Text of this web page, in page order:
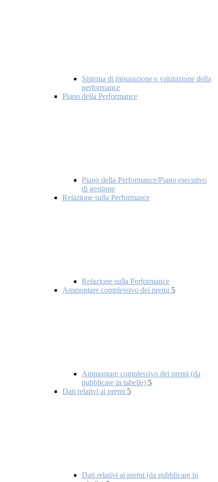
Sistema di misurazione e valutazione della
performance
Piano della Performance
Piano della Performance/Piano esecutivo
di gestione
Relazione sulla Performance
Relazione sulla Performance
Ammontare complessivo dei premi 5
Ammontare complessivo dei premi (da
pubblicare in tabelle) 5
Dati relativi ai premi 5
Dati relativi ai premi (da pubblicare in